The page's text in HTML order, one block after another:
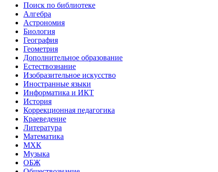
Поиск по библиотеке
Алгебра
Астрономия
Биология
География
Геометрия
Дополнительное образование
Естествознание
Изобразительное искусство
Иностранные языки
Информатика и ИКТ
История
Коррекционная педагогика
Краеведение
Литература
Математика
МХК
Музыка
ОБЖ